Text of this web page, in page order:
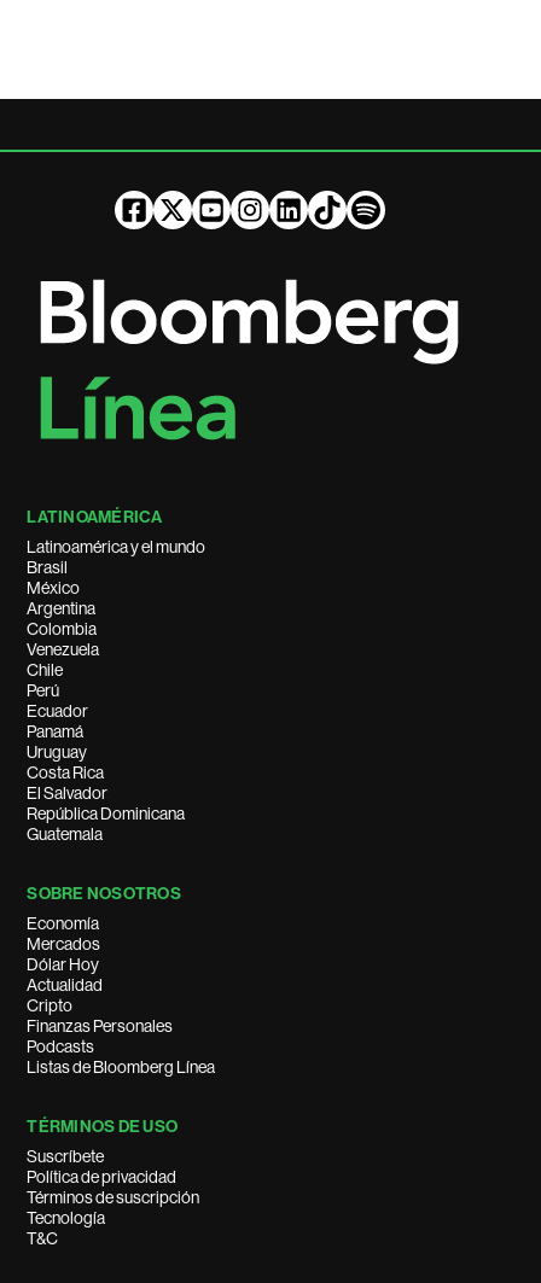
LATINOAMÉRICA
Latinoamérica y el mundo
Brasil
México
Argentina
Colombia
Venezuela
Chile
Perú
Ecuador
Panamá
Uruguay
Costa Rica
El Salvador
República Dominicana
Guatemala
SOBRE NOSOTROS
Economía
Mercados
Dólar Hoy
Actualidad
Cripto
Finanzas Personales
Podcasts
Listas de Bloomberg Línea
TÉRMINOS DE USO
Suscríbete
Política de privacidad
Términos de suscripción
Tecnología
T&C